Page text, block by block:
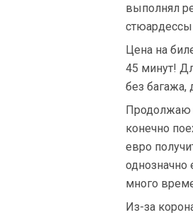
выполнял
стюардессы
Цена на
45 минут!
без багажа,
Продолжаю
конечно
евро
много
Из-за